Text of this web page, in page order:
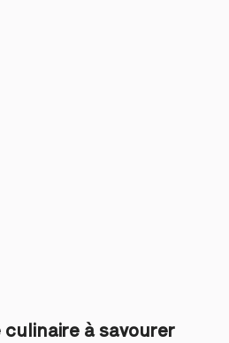
à savourer